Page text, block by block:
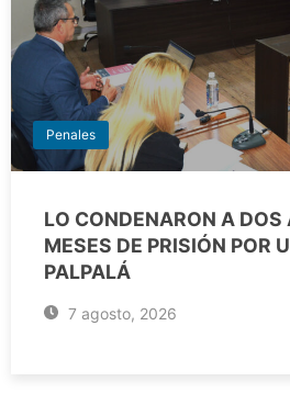
Penales
LO CONDENARON A DOS
MESES DE PRISIÓN POR
PALPALÁ
7 agosto, 2026